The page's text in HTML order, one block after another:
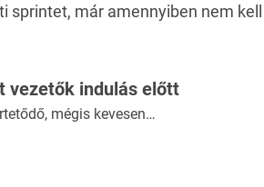
már amennyiben nem kell
vezetők indulás előtt
mégis kevesen…